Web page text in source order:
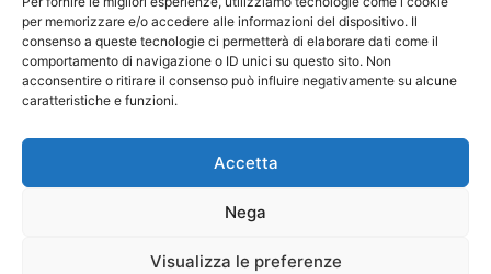
per memorizzare e/o accedere alle informazioni del dispositivo. Il
consenso a queste tecnologie ci permetterà di elaborare dati come il
comportamento di navigazione o ID unici su questo sito. Non
acconsentire o ritirare il consenso può influire negativamente su alcune
caratteristiche e funzioni.
Accetta
Nega
Visualizza le preferenze
percentuali si ha circa il 92% di sostituzioni e
appena l’8 delle nuove installazioni.I lavori che
permettono di fissare le porte, finestre,
persiane e avvolgibili, sono due, vale a dire
murarie. Entrambi hanno una buona resistenza,
delle vecchie strutture da sostituire per avere
infissi e i serramenti che sono montati con delle